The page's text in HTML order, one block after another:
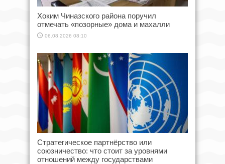
Хоким Чиназского района поручил
отмечать «позорные» дома и махалли
06.08.2026 08:10
Стратегическое партнёрство или
союзничество: что стоит за уровнями
отношений между государствами